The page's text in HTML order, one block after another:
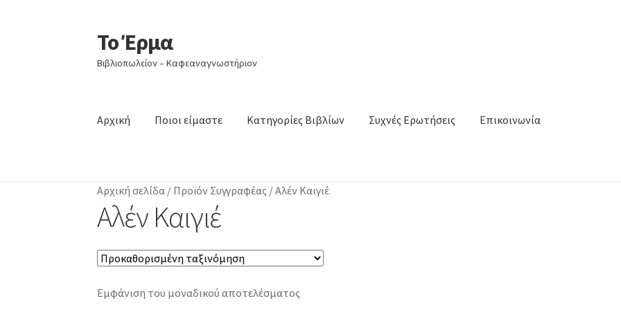
Απευθείας
μετάβαση
στην
Μετάβαση
σε
περιεχόμενο
Το Έρμα
Βιβλιοπωλείον – Καφεαναγνωστήριον
Αρχική Ποιοι είμαστε Κατηγορίες Βιβλίων Συχνές Ερωτήσεις Επικοινωνία
Αρχική σελίδα / Προϊόν Συγγραφέας /Αλέν Καιγιέ
Αλέν Καιγιέ
Εμφάνιση του μοναδικού αποτελέσματος